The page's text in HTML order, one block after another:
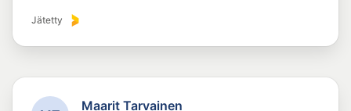
Jätetty
Maarit Tarvainen